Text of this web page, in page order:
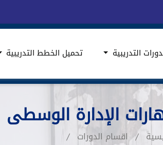
التدريبية تحميل الخطط التدريبية
الإدارة الوسطى
اقسام الدورات